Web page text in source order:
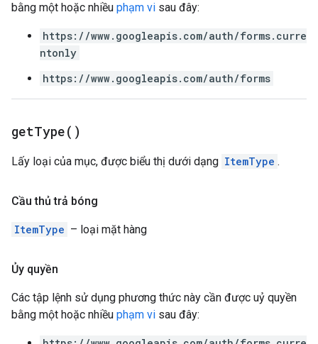
bằng một hoặc nhiều phạm vi sau đây:
https://www.googleapis.com/auth/forms.curre
ntonly
https://www.googleapis.com/auth/forms
getType( )
Lấy loại của mục, được biểu thị dưới dạng ItemType .
Cầu thủ trả bóng
ItemType – loại mặt hàng
Ủy quyền
Các tập lệnh sử dụng phương thức này cần được uỷ quyền
bằng một hoặc nhiều phạm vi sau đây: